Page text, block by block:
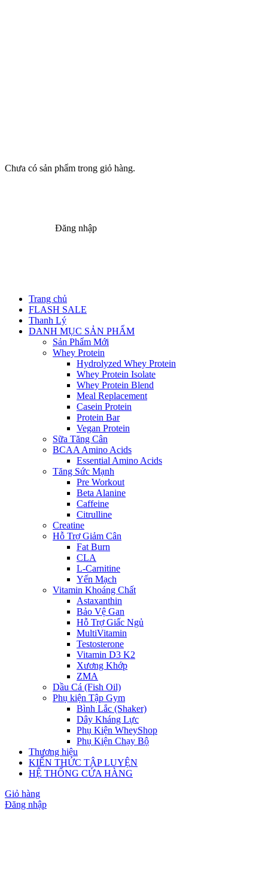
Chưa có sản phẩm trong giỏ hàng.
Đăng nhập
Trang chủ
FLASH SALE
Thanh Lý
DANH MỤC SẢN PHẨM
Sản Phẩm Mới
Whey Protein
Hydrolyzed Whey Protein
Whey Protein Isolate
Whey Protein Blend
Meal Replacement
Casein Protein
Protein Bar
Vegan Protein
Sữa Tăng Cân
BCAA Amino Acids
Essential Amino Acids
Tăng Sức Mạnh
Pre Workout
Beta Alanine
Caffeine
Citrulline
Creatine
Hỗ Trợ Giảm Cân
Fat Burn
CLA
L-Carnitine
Yến Mạch
Vitamin Khoáng Chất
Astaxanthin
Bảo Vệ Gan
Hỗ Trợ Giấc Ngủ
MultiVitamin
Testosterone
Vitamin D3 K2
Xương Khớp
ZMA
Dầu Cá (Fish Oil)
Phụ kiện Tập Gym
Bình Lắc (Shaker)
Dây Kháng Lực
Phụ Kiện WheyShop
Phụ Kiện Chạy Bộ
Thương hiệu
KIẾN THỨC TẬP LUYỆN
HỆ THỐNG CỬA HÀNG
Giỏ hàng
Đăng nhập